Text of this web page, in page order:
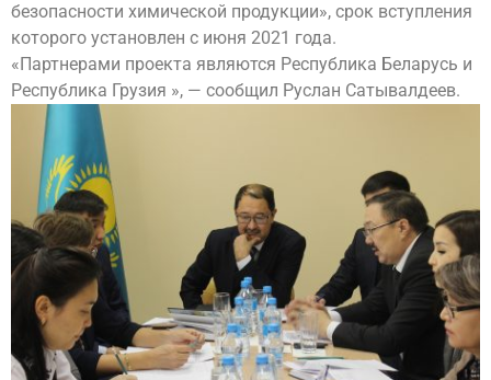
безопасности химической продукции», срок вступления
которого установлен с июня 2021 года.
«Партнерами проекта являются Республика Беларусь и
Республика Грузия », — сообщил Руслан Сатывалдеев.